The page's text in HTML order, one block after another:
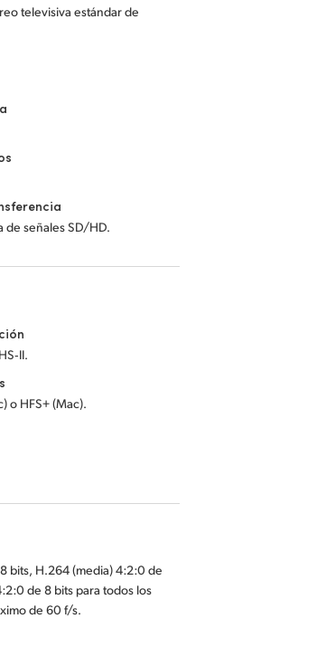
televisiva estándar de
de señales SD/HD.
o HFS+ (Mac).
bits, H.264 (media) 4:2:0 de
de 8 bits para todos los
de 60 f/s.